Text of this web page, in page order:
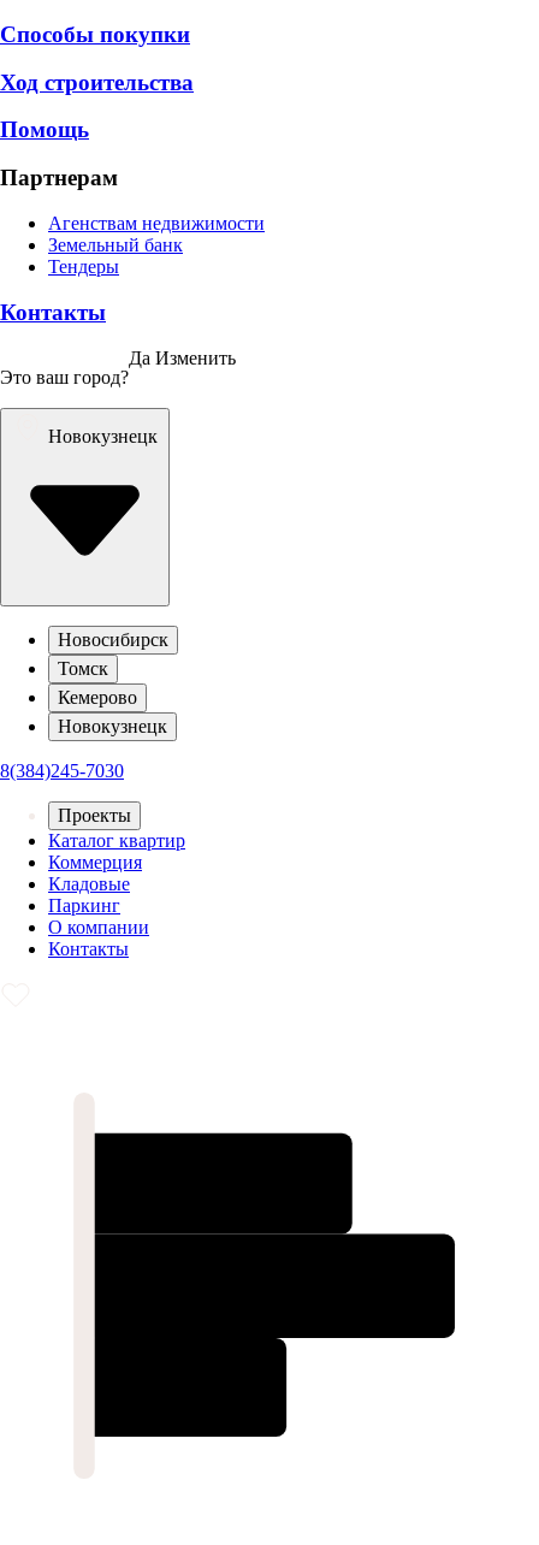
Способы покупки
Ход строительства
Помощь
Партнерам
Агенствам недвижимости
Земельный банк
Тендеры
Контакты
Это ваш город?
Да Изменить
Новокузнецк
Новосибирск
Томск
Кемерово
Новокузнецк
8(384)245-7030
Проекты
Каталог квартир
Коммерция
Кладовые
Паркинг
О компании
Контакты